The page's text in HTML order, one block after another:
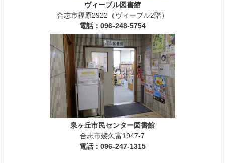
ヴィーブル図書館
合志市福原2922（ヴィーブル2階）
電話：096-248-5754
泉ヶ丘市民センター図書館
合志市幾久富1947-7
電話：096-247-1315